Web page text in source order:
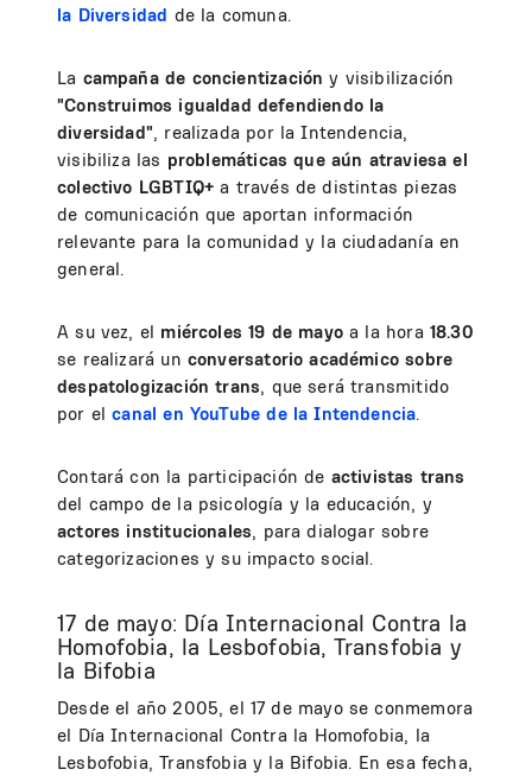
la Diversidad de la comuna.
La campaña de concientización y visibilización
"Construimos igualdad defendiendo la
diversidad", realizada por la Intendencia,
visibiliza las problemáticas que aún atraviesa el
colectivo LGBTIQ+a través de distintas piezas
de comunicación que aportan información
relevante para la comunidad y la ciudadanía en
general.
A su vez, el miércoles 19 de mayoa la hora 18.30
se realizará un conversatorio académico sobre
despatologización trans, que será transmitido
por elcanal en YouTube de la Intendencia.
Contará con la participación de activistas trans
del campo de la psicología y la educación, y
actores institucionales, para dialogar sobre
categorizaciones y su impacto social.
17 de mayo: Día Internacional Contra la
Homofobia, la Lesbofobia, Transfobia y
la Bifobia
Desde el año 2005, el 17 de mayo se conmemora
el Día Internacional Contra la Homofobia, la
Lesbofobia, Transfobia y la Bifobia. En esa fecha,